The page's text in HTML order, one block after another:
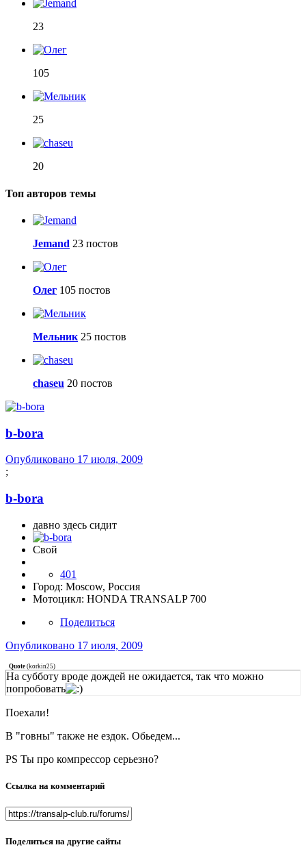
23
105
25
20
Топ авторов темы
Jemand 23 постов
Олег 105 постов
Мельник 25 постов
chaseu 20 постов
b-bora
Опубликовано 17 июля, 2009
;
b-bora
давно здесь сидит
Свой
401
Город: Moscow, Россия
Мотоцикл: HONDA TRANSALP 700
Поделиться
Опубликовано 17 июля, 2009
Quote (korkin25)
На субботу вроде дождей не ожидается, так что можно
попробовать
Поехали!
В "говны" также не ездок. Обьедем...
PS Ты про компрессор серьезно?
Ссылка на комментарий
Поделиться на другие сайты